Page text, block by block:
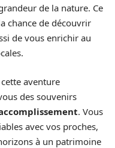
de la nature. Ce
chance de découvrir
de vous enrichir au
aventure
des souvenirs
. Vous
avec vos proches,
à un patrimoine